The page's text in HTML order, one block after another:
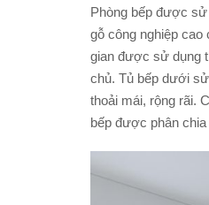
Phòng bếp được
gỗ công nghiệp
gian được sử dụng
chủ. Tủ bếp dưới
thoải mái, rộng rãi.
bếp được phân